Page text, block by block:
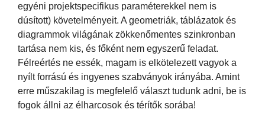
egyéni projektspecifikus paraméterekkel nem is
dúsított) követelményeit. A geometriák, táblázatok és
diagrammok világának zökkenőmentes szinkronban
tartása nem kis, és főként nem egyszerű feladat.
Félreértés ne essék, magam is elkötelezett vagyok a
nyílt forrású és ingyenes szabványok irányába. Amint
erre műszakilag is megfelelő választ tudunk adni, be is
fogok állni az élharcosok és térítők sorába!